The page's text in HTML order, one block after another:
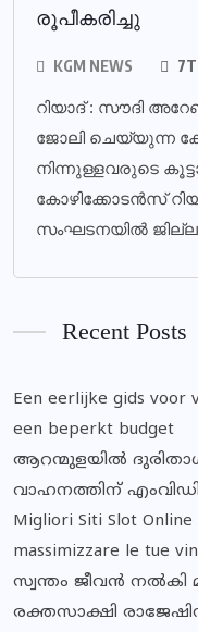
രൂപീകരിച്ചു
KGM NEWS
റിയാദ് : സൗദി
ജോലി ചെയ്യുന്ന
നിന്നുള്ളവരുടെ
കോഴിക്കോടന്‍സ്
സംഘടനയില്‍
Recent Posts
Een eerlijke gids voor
een beperkt budget
ആറന്മുളയിൽ
വാഹനത്തിന്
Migliori Siti Slot
massimizzare le tue
സ്വന്തം ജീവൻ നൽകി
രക്തസാക്ഷി